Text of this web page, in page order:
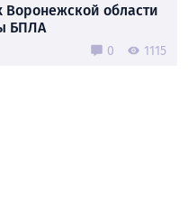
Воронежской области
БПЛА
0 1115